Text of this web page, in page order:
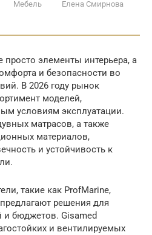
Мебель Елена Смирнова
просто элементы интерьера, а
и безопасности во
В 2026 году рынок
моделей,
условиям эксплуатации.
матрасов, а также
материалов,
и устойчивость к
такие как ProfMarine,
решения для
и бюджетов. Gisamed
и вентилируемых